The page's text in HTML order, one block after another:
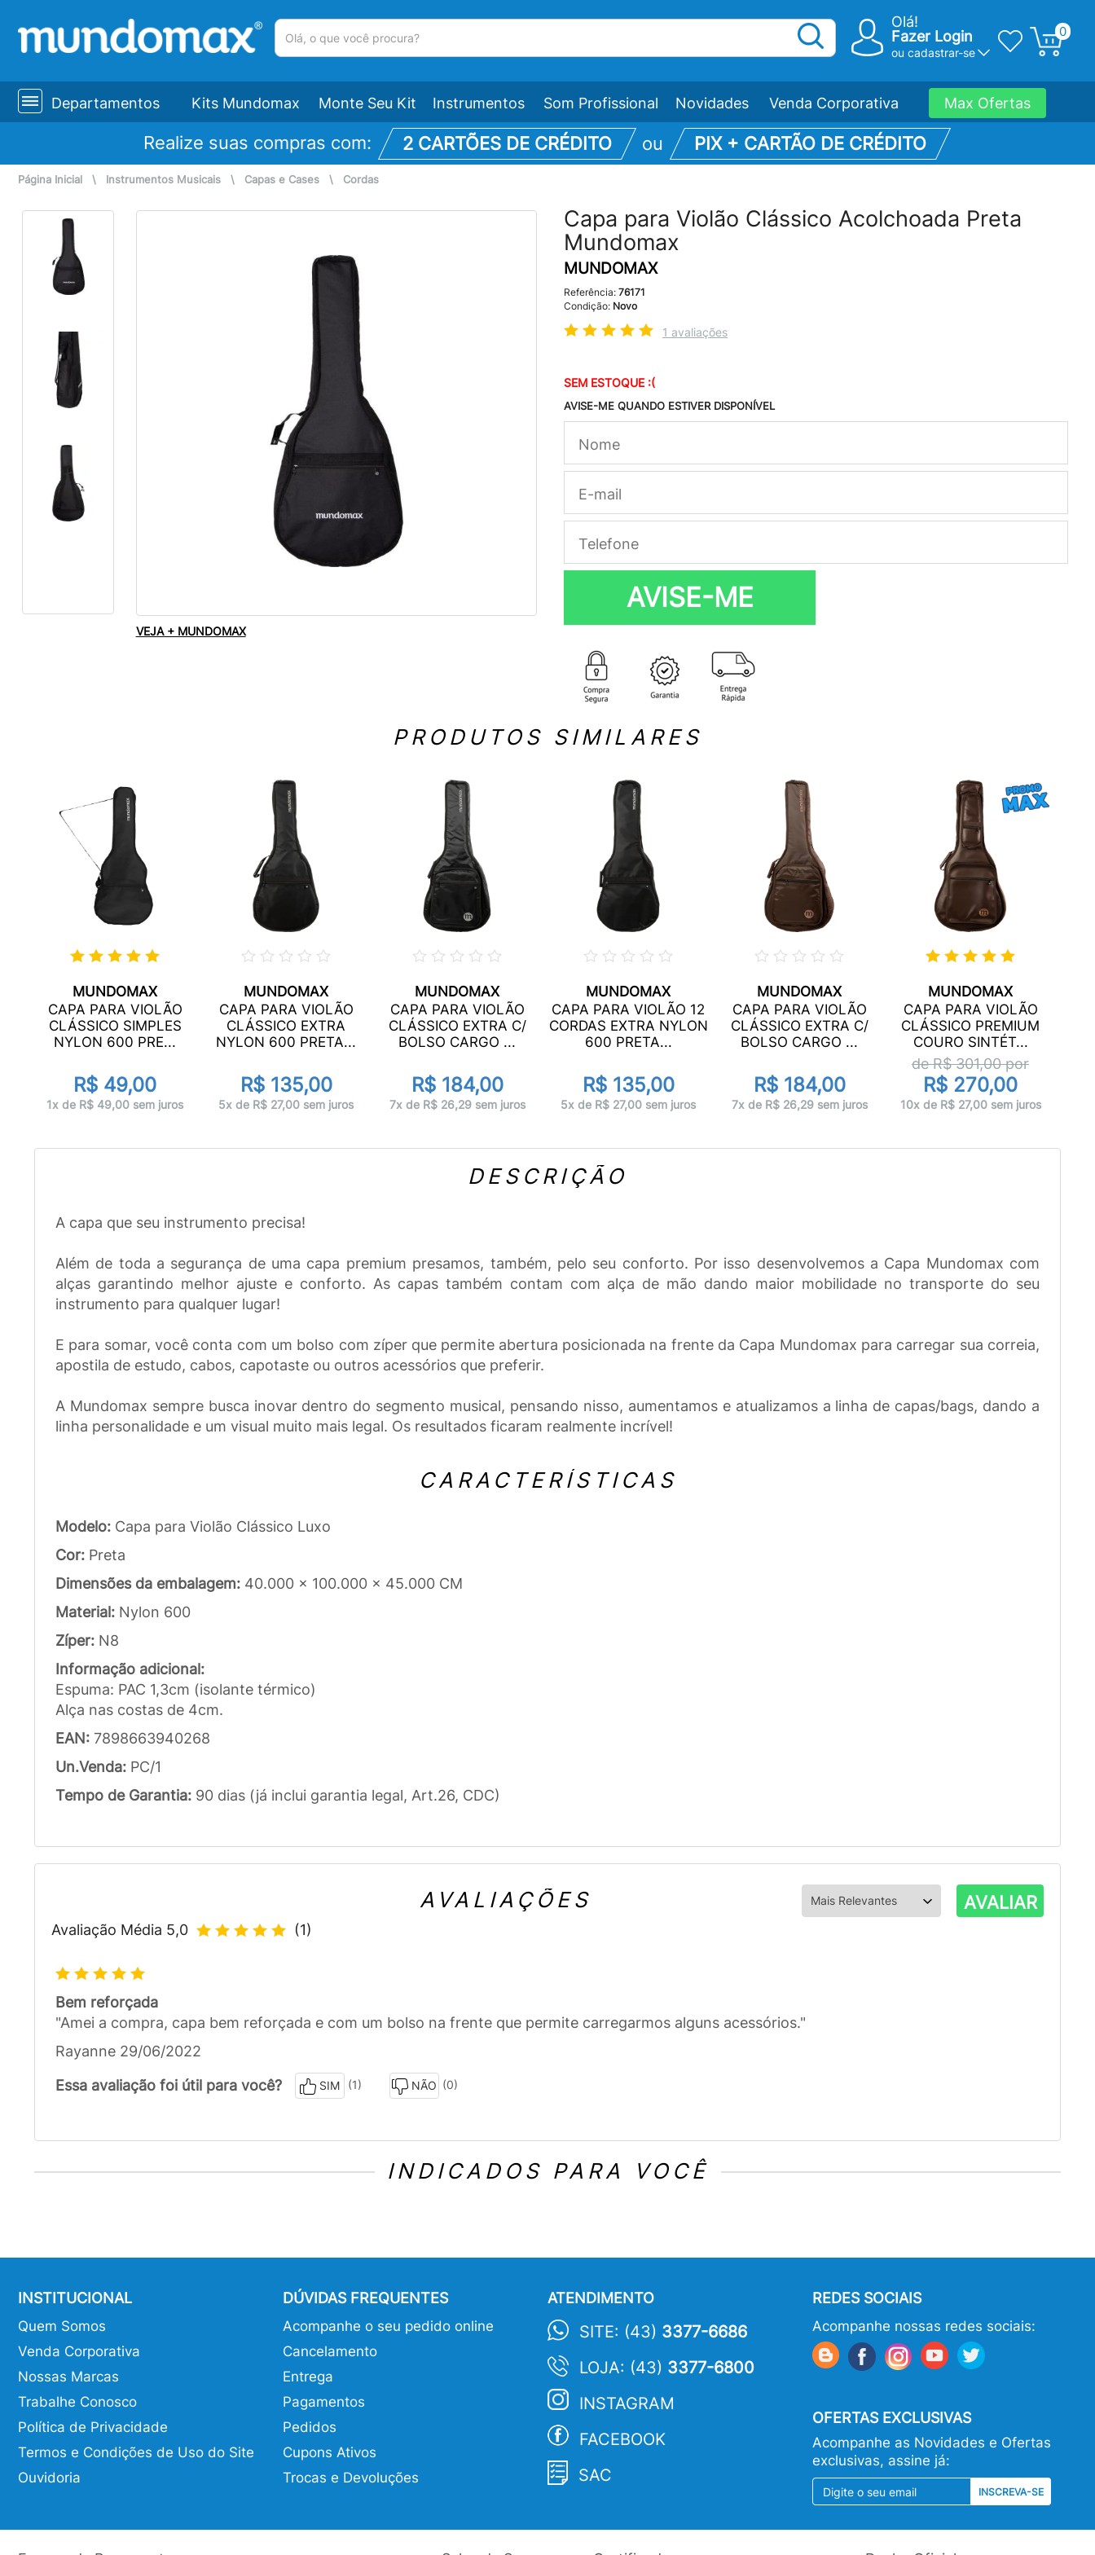
Olá!
Fazer Login
ou cadastrar-se
0
Departamentos Kits Mundomax Monte Seu Kit Instrumentos Som Profissional Novidades Venda Corporativa Max Ofertas
Realize suas compras com: 2 CARTÕES DE CRÉDITO ou PIX + CARTÃO DE CRÉDITO
Página Inicial \ Instrumentos Musicais \ Capas e Cases \ Cordas
VEJA + MUNDOMAX
Capa para Violão Clássico Acolchoada Preta
Mundomax
MUNDOMAX
Referência: 76171
Condição: Novo
1 avaliações
SEM ESTOQUE :(
AVISE-ME QUANDO ESTIVER DISPONÍVEL
AVISE-ME
PRODUTOS SIMILARES
MUNDOMAX
CAPA PARA VIOLÃO
CLÁSSICO SIMPLES
NYLON 600 PRE...
R$ 49,00
1x de R$ 49,00 sem juros
MUNDOMAX
CAPA PARA VIOLÃO
CLÁSSICO EXTRA
NYLON 600 PRETA...
R$ 135,00
5x de R$ 27,00 sem juros
MUNDOMAX
CAPA PARA VIOLÃO
CLÁSSICO EXTRA C/
BOLSO CARGO ...
R$ 184,00
7x de R$ 26,29 sem juros
MUNDOMAX
CAPA PARA VIOLÃO 12
CORDAS EXTRA NYLON
600 PRETA...
R$ 135,00
5x de R$ 27,00 sem juros
MUNDOMAX
CAPA PARA VIOLÃO
CLÁSSICO EXTRA C/
BOLSO CARGO ...
R$ 184,00
7x de R$ 26,29 sem juros
MUNDOMAX
CAPA PARA VIOLÃO
CLÁSSICO PREMIUM
COURO SINTÉT...
de R$301,00por
R$ 270,00
10x de R$ 27,00 sem juros
DESCRIÇÃO
A capa que seu instrumento precisa!
Além de toda a segurança de uma capa premium presamos, também, pelo seu conforto. Por isso desenvolvemos a Capa Mundomax com
alças garantindo melhor ajuste e conforto. As capas também contam com alça de mão dando maior mobilidade no transporte do seu
instrumento para qualquer lugar!
E para somar, você conta com um bolso com zíper que permite abertura posicionada na frente da Capa Mundomax para carregar sua correia,
apostila de estudo, cabos, capotaste ou outros acessórios que preferir.
A Mundomax sempre busca inovar dentro do segmento musical, pensando nisso, aumentamos e atualizamos a linha de capas/bags, dando a
linha personalidade e um visual muito mais legal. Os resultados ficaram realmente incrível!
CARACTERÍSTICAS
Modelo: Capa para Violão Clássico Luxo
Cor: Preta
Dimensões da embalagem: 40.000 x 100.000 x 45.000 CM
Material: Nylon 600
Zíper: N8
Informação adicional:
Espuma: PAC 1,3cm (isolante térmico)
Alça nas costas de 4cm.
EAN: 7898663940268
Un.Venda: PC/1
Tempo de Garantia: 90 dias (já inclui garantia legal, Art.26, CDC)
AVALIAÇÕES AVALIAR
Avaliação Média 5,0 (1)
Bem reforçada
"Amei a compra, capa bem reforçada e com um bolso na frente que permite carregarmos alguns acessórios."
Rayanne 29/06/2022
Essa avaliação foi útil para você?
SIM (1) NÃO (0)
INDICADOS PARA VOCÊ
INSTITUCIONAL
Quem Somos
Venda Corporativa
Nossas Marcas
Trabalhe Conosco
Política de Privacidade
Termos e Condições de Uso do Site
Ouvidoria
DÚVIDAS FREQUENTES
Acompanhe o seu pedido online
Cancelamento
Entrega
Pagamentos
Pedidos
Cupons Ativos
Trocas e Devoluções
ATENDIMENTO
SITE: (43) 3377-6686
LOJA: (43) 3377-6800
INSTAGRAM
FACEBOOK
SAC
REDES SOCIAIS
Acompanhe nossas redes sociais:
OFERTAS EXCLUSIVAS
Acompanhe as Novidades e Ofertas
exclusivas, assine já:
INSCREVA-SE